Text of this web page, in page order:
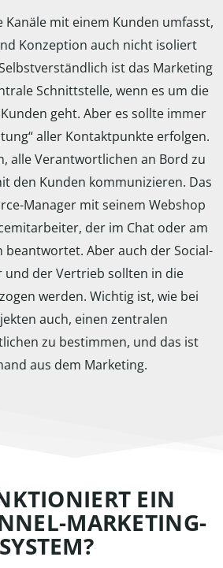
Kanäle mit einem Kunden umfasst,
Konzeption auch nicht isoliert
ist das Marketing
Schnittstelle, wenn es um die
geht. Aber es sollte immer
aller Kontaktpunkte erfolgen.
alle Verantwortlichen an Bord zu
den Kunden kommunizieren. Das
Manager mit seinem Webshop
der im Chat oder am
beantwortet. Aber auch der Social-
und der Vertrieb sollten in die
werden. Wichtig ist, wie bei
auch, einen zentralen
zu bestimmen, und das ist
aus dem Marketing.
EIN
MARKETING-
SYSTEM?